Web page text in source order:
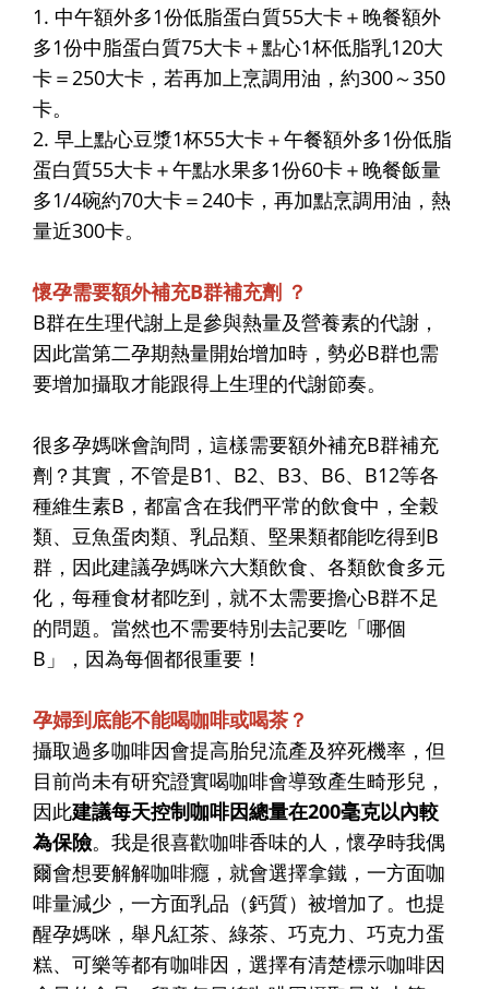
1. 中午額外多1份低脂蛋白質55大卡＋晚餐額外
多1份中脂蛋白質75大卡＋點心1杯低脂乳120大
卡＝250大卡，若再加上烹調用油，約300～350
卡。
2. 早上點心豆漿1杯55大卡＋午餐額外多1份低脂
蛋白質55大卡＋午點水果多1份60卡＋晚餐飯量
多1/4碗約70大卡＝240卡，再加點烹調用油，熱
量近300卡。
懷孕需要額外補充B群補充劑 ？
B群在生理代謝上是參與熱量及營養素的代謝，
因此當第二孕期熱量開始增加時，勢必B群也需
要增加攝取才能跟得上生理的代謝節奏。
很多孕媽咪會詢問，這樣需要額外補充B群補充
劑？其實，不管是B1、B2、B3、B6、B12等各
種維生素B，都富含在我們平常的飲食中，全榖
類、豆魚蛋肉類、乳品類、堅果類都能吃得到B
群，因此建議孕媽咪六大類飲食、各類飲食多元
化，每種食材都吃到，就不太需要擔心B群不足
的問題。當然也不需要特別去記要吃「哪個
B」，因為每個都很重要！
孕婦到底能不能喝咖啡或喝茶？
攝取過多咖啡因會提高胎兒流產及猝死機率，但
目前尚未有研究證實喝咖啡會導致產生畸形兒，
因此建議每天控制咖啡因總量在200毫克以內較
為保險。我是很喜歡咖啡香味的人，懷孕時我偶
爾會想要解解咖啡癮，就會選擇拿鐵，一方面咖
啡量減少，一方面乳品（鈣質）被增加了。也提
醒孕媽咪，舉凡紅茶、綠茶、巧克力、巧克力蛋
糕、可樂等都有咖啡因，選擇有清楚標示咖啡因